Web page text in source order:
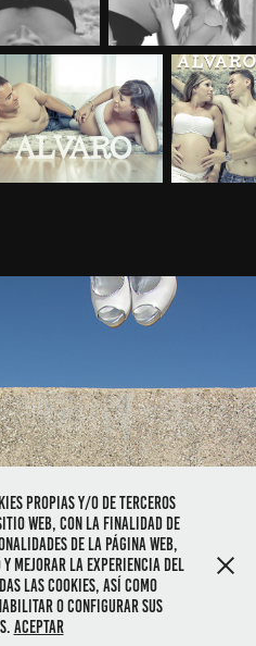
2021
Adobe Portfolio
propias y/o de terceros
web, con la finalidad de
de la página web,
mejorar la experiencia del
las cookies, así como
o configurar sus
Aceptar